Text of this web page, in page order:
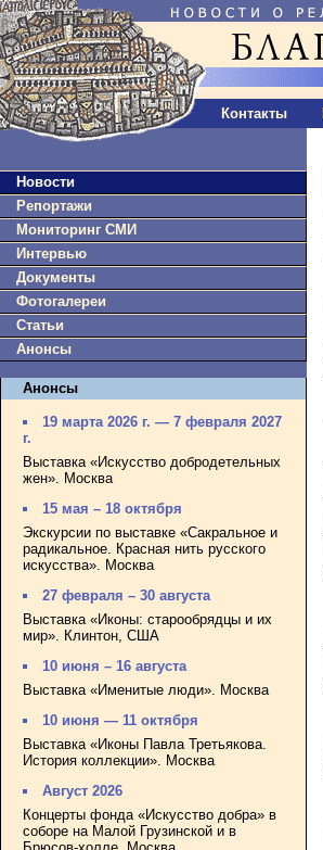
Контакты
Новости
Репортажи
Мониторинг СМИ
Интервью
Документы
Фотогалереи
Статьи
Анонсы
Анонсы
19 марта 2026 г. — 7 февраля 2027
г.
Выставка «Искусство добродетельных
жен». Москва
15 мая – 18 октября
Экскурсии по выставке «Сакральное и
радикальное. Красная нить русского
искусства». Москва
27 февраля – 30 августа
Выставка «Иконы: старообрядцы и их
мир». Клинтон, США
10 июня – 16 августа
Выставка «Именитые люди». Москва
10 июня — 11 октября
Выставка «Иконы Павла Третьякова.
История коллекции». Москва
Август 2026
Концерты фонда «Искусство добра» в
соборе на Малой Грузинской и в